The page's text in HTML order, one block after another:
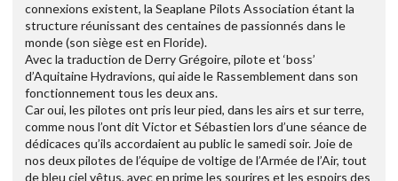
connexions existent, la Seaplane Pilots Association étant la
structure réunissant des centaines de passionnés dans le
monde (son siège est en Floride).
Avec la traduction de Derry Grégoire, pilote et ‘boss’
d’Aquitaine Hydravions, qui aide le Rassemblement dans son
fonctionnement tous les deux ans.
Car oui, les pilotes ont pris leur pied, dans les airs et sur terre,
comme nous l’ont dit Victor et Sébastien lors d’une séance de
dédicaces qu’ils accordaient au public le samedi soir. Joie de
nos deux pilotes de l’équipe de voltige de l’Armée de l’Air, tout
de bleu ciel vêtus, avec en prime les sourires et les espoirs des